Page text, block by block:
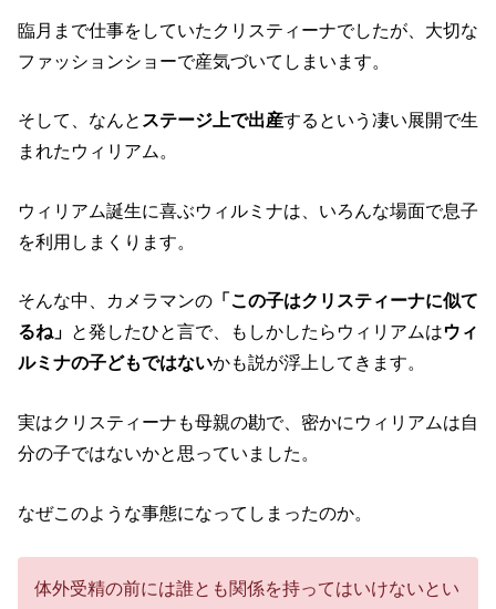
臨月まで仕事をしていたクリスティーナでしたが、大切な
ファッションショーで産気づいてしまいます。
そして、なんと ステージ上で出産するという凄い展開で生
まれたウィリアム。
ウィリアム誕生に喜ぶウィルミナは、いろんな場面で息子
を利用しまくります。
そんな中、カメラマンの 「この子はクリスティーナに似て
るね」 と発したひと言で、もしかしたらウィリアムはウィ
ルミナの子どもではないかも説が浮上してきます。
実はクリスティーナも母親の勘で、密かにウィリアムは自
分の子ではないかと思っていました。
なぜこのような事態になってしまったのか。
体外受精の前には誰とも関係を持ってはいけないとい